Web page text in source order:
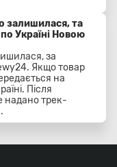
залишилася, та
Україні Новою
за
Якщо товар
на
Після
надано трек-